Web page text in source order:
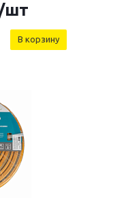
шт
В корзину